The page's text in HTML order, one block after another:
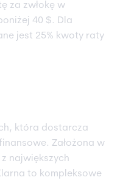
za zwłokę w
40 $. Dla
jest 25% kwoty raty
która dostarcza
Założona w
największych
to kompleksowe